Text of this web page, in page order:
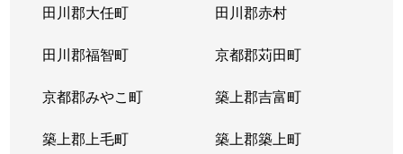
田川郡大任町 田川郡赤村
田川郡福智町 京都郡苅田町
京都郡みやこ町 築上郡吉富町
築上郡上毛町 築上郡築上町